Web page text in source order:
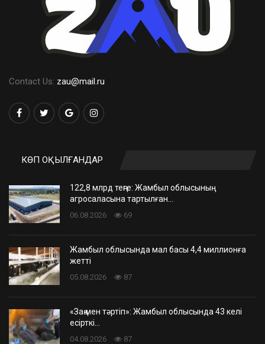
Contact Us: zau@mail.ru
КӨП ОҚЫЛҒАНДАР
122,8 млрд теңге: Жамбыл облысының
агросаласына тартылған…
06.08.2026 69
Жамбыл облысында мал басы 4,4 миллионға
жетті
05.08.2026 87
«Заң мен тәртіп»: Жамбыл облысында 43 келі
есірткі…
04.08.2026 87